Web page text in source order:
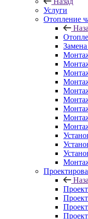
Услуги
Отопление
Замена